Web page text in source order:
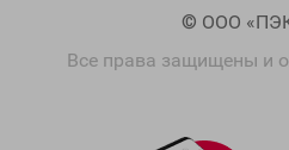
© ООО
Все права защищены и